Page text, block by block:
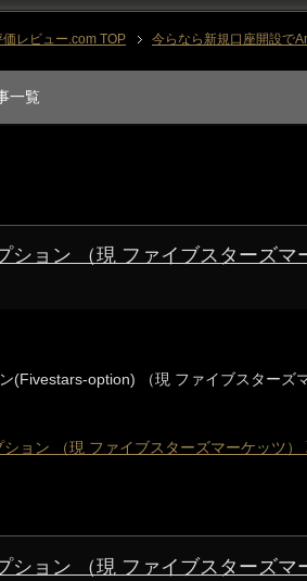
レビュー.com TOP 今らなら新規口座開設で
一覧
ション （現 ファイブスターズマ
(Fivestars-option) （現 ファイブスターズ
ション （現 ファイブスターズマーケッツ
ション （現 ファイブスターズマ